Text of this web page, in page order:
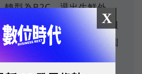
型為B2C，退出生鮮外
貨與跨境商品的核心電商服
座物流中心啟用，位於桃園
營運的物流起點
X